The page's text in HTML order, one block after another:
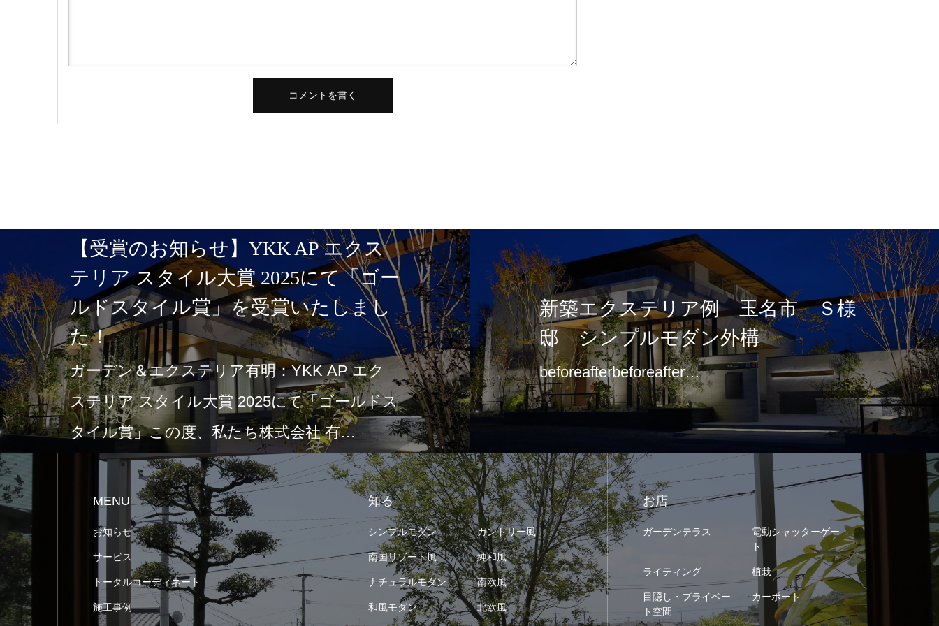
【受賞のお知らせ】YKK AP エクス
テリア スタイル大賞 2025にて「ゴー
ルドスタイル賞」を受賞いたしまし
た！
ガーデン＆エクステリア有明：YKK AP エク
ステリア スタイル大賞 2025にて「ゴールドス
タイル賞」この度、私たち株式会社 有…
新築エクステリア例 玉名市 Ｓ様
邸 シンプルモダン外構
beforeafterbeforeafter…
MENU
お知らせ
サービス
トータルコーディネート
施工事例
知る
シンプルモダン カントリー風
南国リゾート風 純和風
ナチュラルモダン 南欧風
和風モダン 北欧風
お店
ガーデンテラス
電動シャッターゲー
ト
ライティング 植栽
目隠し・プライベー
ト空間
カーポート